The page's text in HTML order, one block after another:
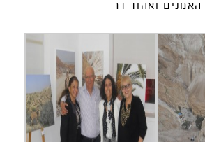
ואהוד דר